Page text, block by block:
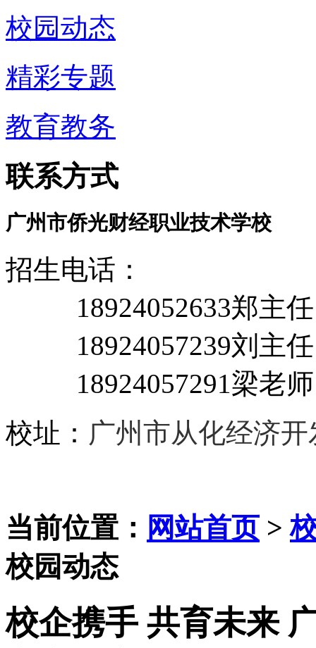
校园动态
精彩专题
教育教务
联系方式
广州市侨光财经职业技术学校
招生电话：
18924052633郑主
18924057239刘主任
18924057291梁老师
校址： 广州市从化经济
当前位置： 网站首页>
校园动态
校企携手 共育未来